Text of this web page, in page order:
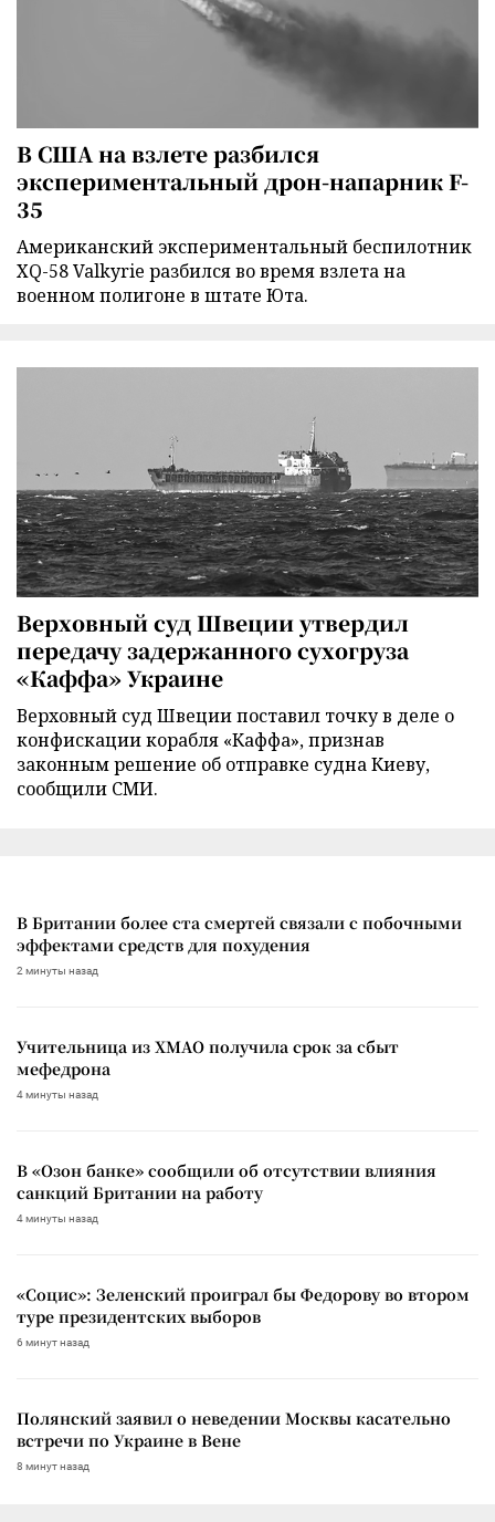
В США на взлете разбился
экспериментальный дрон-напарник F-
35
Американский экспериментальный беспилотник
XQ-58 Valkyrie разбился во время взлета на
военном полигоне в штате Юта.
Верховный суд Швеции утвердил
передачу задержанного сухогруза
«Каффа» Украине
Верховный суд Швеции поставил точку в деле о
конфискации корабля «Каффа», признав
законным решение об отправке судна Киеву,
сообщили СМИ.
В Британии более ста смертей связали с побочными
эффектами средств для похудения
2 минуты назад
Учительница из ХМАО получила срок за сбыт
мефедрона
4 минуты назад
В «Озон банке» сообщили об отсутствии влияния
санкций Британии на работу
4 минуты назад
«Социс»: Зеленский проиграл бы Федорову во втором
туре президентских выборов
6 минут назад
Полянский заявил о неведении Москвы касательно
встречи по Украине в Вене
8 минут назад